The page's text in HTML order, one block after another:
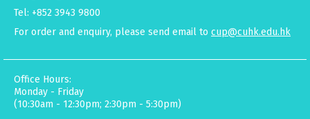
Tel: +852 3943 9800
For order and enquiry, please send email to cup@cuhk.edu.hk
Office Hours:
Monday - Friday
(10:30am - 12:30pm; 2:30pm - 5:30pm)